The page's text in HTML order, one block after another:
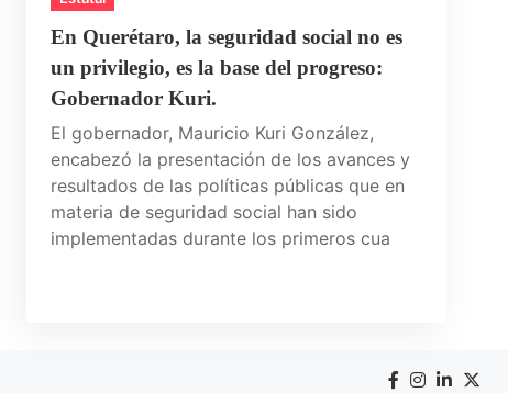
En Querétaro, la seguridad social no es
un privilegio, es la base del progreso:
Gobernador Kuri.
El gobernador, Mauricio Kuri González,
encabezó la presentación de los avances y
resultados de las políticas públicas que en
materia de seguridad social han sido
implementadas durante los primeros cua